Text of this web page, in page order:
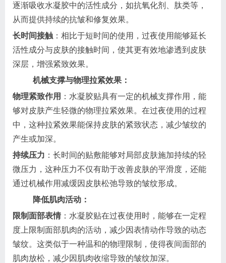
逐渐吸收水凝胶中的活性成分，如抗氧化剂、肽类等，
从而提供持续的抗皱和修复效果。
长时间接触 ：相比于短时间的使用，过夜使用能够延长
活性成分与皮肤的接触时间，使其更有效地渗透到皮肤
深层，增强紧致效果。
机械支撑与物理拉紧效果：
物理紧致作用 ：水凝胶贴具有一定的机械支撑作用，能
够对皮肤产生轻微的物理拉紧效果。在过夜使用的过程
中，这种拉紧效果能保持皮肤的紧致状态，减少皱纹的
产生或加深。
持续压力 ：长时间的贴敷能够对局部皮肤施加持续的轻
微压力，这种压力不仅有助于改善皮肤的平滑度，还能
通过机械作用减缓因皮肤松弛导致的皱纹形成。
降低肌肉活动：
限制面部表情：水凝胶贴在过夜使用时，能够在一定程
度上限制面部肌肉的活动，减少因表情动作导致的动态
皱纹。这类似于一种温和的物理限制，使得夜间面部的
肌肉放松，减少因肌肉收缩导致的皱纹加深。